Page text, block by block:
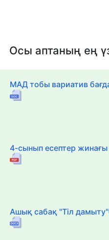
Осы аптаның ең
МАД тобы вариатив
4-сынып есептер жинағы
Ашық сабақ "Тіл